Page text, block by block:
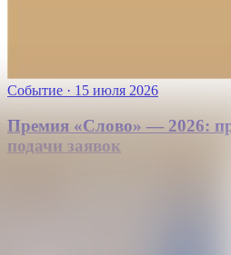
Событие · 15 июля 2026
Премия «Слово» — 2026:
подачи заявок